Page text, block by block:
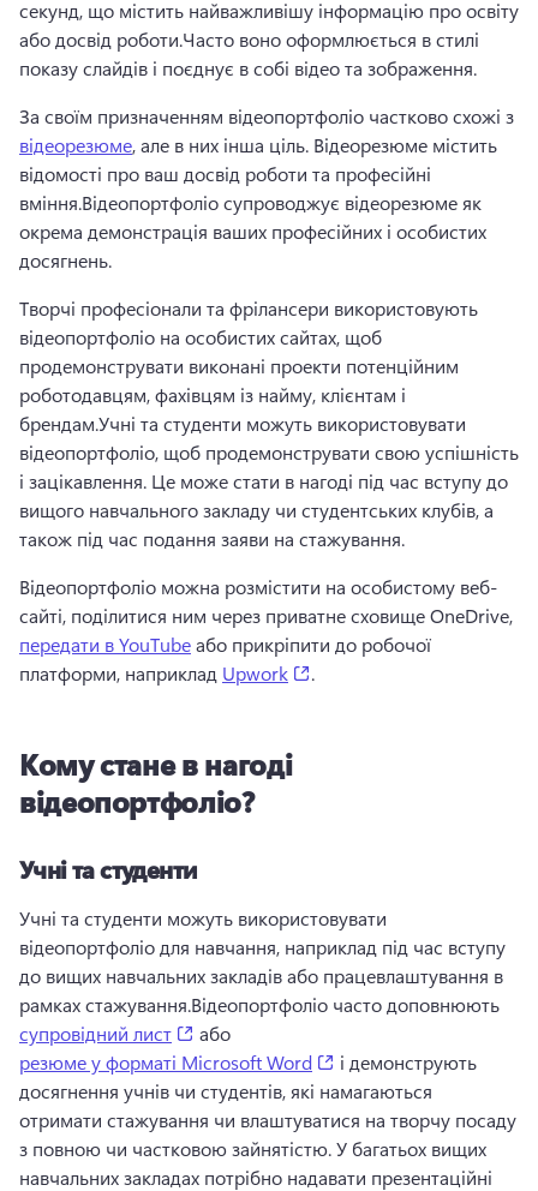
секунд, що містить найважливішу інформацію про освіту
або досвід роботи.Часто воно оформлюється в стилі
показу слайдів і поєднує в собі відео та зображення.
За своїм призначенням відеопортфоліо частково схожі з
відеорезюме, але в них інша ціль. Відеорезюме містить
відомості про ваш досвід роботи та професійні
вміння.Відеопортфоліо супроводжує відеорезюме як
окрема демонстрація ваших професійних і особистих
досягнень.
Творчі професіонали та фрілансери використовують
відеопортфоліо на особистих сайтах, щоб
продемонструвати виконані проекти потенційним
роботодавцям, фахівцям із найму, клієнтам і
брендам.Учні та студенти можуть використовувати
відеопортфоліо, щоб продемонструвати свою успішність
і зацікавлення. Це може стати в нагоді під час вступу до
вищого навчального закладу чи студентських клубів, а
також під час подання заяви на стажування.
Відеопортфоліо можна розмістити на особистому веб-
сайті, поділитися ним через приватне сховище OneDrive,
передати в YouTube або прикріпити до робочої
платформи, наприклад Upwork .
Кому стане в нагоді
відеопортфоліо?
Учні та студенти
Учні та студенти можуть використовувати
відеопортфоліо для навчання, наприклад під час вступу
до вищих навчальних закладів або працевлаштування в
рамках стажування.Відеопортфоліо часто доповнюють
супровідний лист
(opens in a new tab)
або
резюме у форматі Microsoft Word
(opens in a new tab)
і демонструють
досягнення учнів чи студентів, які намагаються
отримати стажування чи влаштуватися на творчу посаду
з повною чи частковою зайнятістю. У багатьох вищих
навчальних закладах потрібно надавати презентаційні